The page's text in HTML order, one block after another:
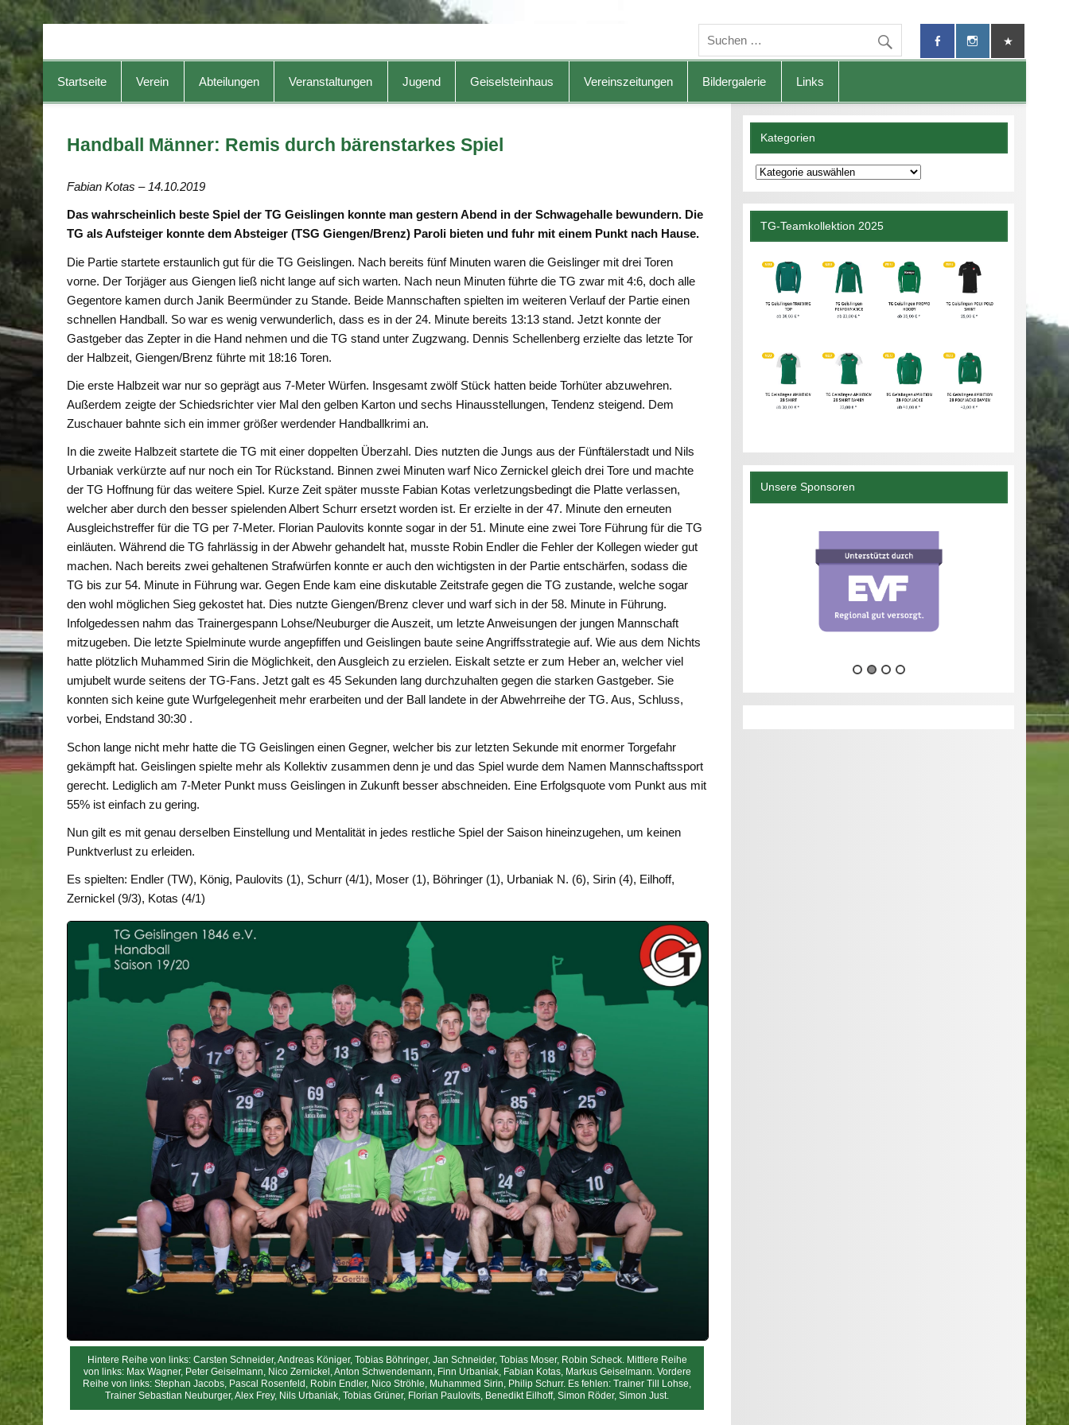
TG-Geislingen e. V.
Startseite Verein Abteilungen Veranstaltungen Jugend Geiselsteinhaus Vereinszeitungen Bildergalerie Links
Handball Männer: Remis durch bärenstarkes Spiel
Fabian Kotas – 14.10.2019
Das wahrscheinlich beste Spiel der TG Geislingen konnte man gestern Abend in der Schwagehalle bewundern. Die
TG als Aufsteiger konnte dem Absteiger (TSG Giengen/Brenz) Paroli bieten und fuhr mit einem Punkt nach Hause.
Die Partie startete erstaunlich gut für die TG Geislingen. Nach bereits fünf Minuten waren die Geislinger mit drei Toren
vorne. Der Torjäger aus Giengen ließ nicht lange auf sich warten. Nach neun Minuten führte die TG zwar mit 4:6, doch alle
Gegentore kamen durch Janik Beermünder zu Stande. Beide Mannschaften spielten im weiteren Verlauf der Partie einen
schnellen Handball. So war es wenig verwunderlich, dass es in der 24. Minute bereits 13:13 stand. Jetzt konnte der
Gastgeber das Zepter in die Hand nehmen und die TG stand unter Zugzwang. Dennis Schellenberg erzielte das letzte Tor
der Halbzeit, Giengen/Brenz führte mit 18:16 Toren.
Die erste Halbzeit war nur so geprägt aus 7-Meter Würfen. Insgesamt zwölf Stück hatten beide Torhüter abzuwehren.
Außerdem zeigte der Schiedsrichter vier Mal den gelben Karton und sechs Hinausstellungen, Tendenz steigend. Dem
Zuschauer bahnte sich ein immer größer werdender Handballkrimi an.
In die zweite Halbzeit startete die TG mit einer doppelten Überzahl. Dies nutzten die Jungs aus der Fünftälerstadt und Nils
Urbaniak verkürzte auf nur noch ein Tor Rückstand. Binnen zwei Minuten warf Nico Zernickel gleich drei Tore und machte
der TG Hoffnung für das weitere Spiel. Kurze Zeit später musste Fabian Kotas verletzungsbedingt die Platte verlassen,
welcher aber durch den besser spielenden Albert Schurr ersetzt worden ist. Er erzielte in der 47. Minute den erneuten
Ausgleichstreffer für die TG per 7-Meter. Florian Paulovits konnte sogar in der 51. Minute eine zwei Tore Führung für die TG
einläuten. Während die TG fahrlässig in der Abwehr gehandelt hat, musste Robin Endler die Fehler der Kollegen wieder gut
machen. Nach bereits zwei gehaltenen Strafwürfen konnte er auch den wichtigsten in der Partie entschärfen, sodass die
TG bis zur 54. Minute in Führung war. Gegen Ende kam eine diskutable Zeitstrafe gegen die TG zustande, welche sogar
den wohl möglichen Sieg gekostet hat. Dies nutzte Giengen/Brenz clever und warf sich in der 58. Minute in Führung.
Infolgedessen nahm das Trainergespann Lohse/Neuburger die Auszeit, um letzte Anweisungen der jungen Mannschaft
mitzugeben. Die letzte Spielminute wurde angepfiffen und Geislingen baute seine Angriffsstrategie auf. Wie aus dem Nichts
hatte plötzlich Muhammed Sirin die Möglichkeit, den Ausgleich zu erzielen. Eiskalt setzte er zum Heber an, welcher viel
umjubelt wurde seitens der TG-Fans. Jetzt galt es 45 Sekunden lang durchzuhalten gegen die starken Gastgeber. Sie
konnten sich keine gute Wurfgelegenheit mehr erarbeiten und der Ball landete in der Abwehrreihe der TG. Aus, Schluss,
vorbei, Endstand 30:30 .
Schon lange nicht mehr hatte die TG Geislingen einen Gegner, welcher bis zur letzten Sekunde mit enormer Torgefahr
gekämpft hat. Geislingen spielte mehr als Kollektiv zusammen denn je und das Spiel wurde dem Namen Mannschaftssport
gerecht. Lediglich am 7-Meter Punkt muss Geislingen in Zukunft besser abschneiden. Eine Erfolgsquote vom Punkt aus mit
55% ist einfach zu gering.
Nun gilt es mit genau derselben Einstellung und Mentalität in jedes restliche Spiel der Saison hineinzugehen, um keinen
Punktverlust zu erleiden.
Es spielten: Endler (TW), König, Paulovits (1), Schurr (4/1), Moser (1), Böhringer (1), Urbaniak N. (6), Sirin (4), Eilhoff,
Zernickel (9/3), Kotas (4/1)
Hintere Reihe von links: Carsten Schneider, Andreas Königer, Tobias Böhringer, Jan Schneider, Tobias Moser, Robin Scheck. Mittlere Reihe
von links: Max Wagner, Peter Geiselmann, Nico Zernickel, Anton Schwendemann, Finn Urbaniak, Fabian Kotas, Markus Geiselmann. Vordere
Reihe von links: Stephan Jacobs, Pascal Rosenfeld, Robin Endler, Nico Ströhle, Muhammed Sirin, Philip Schurr. Es fehlen: Trainer Till Lohse,
Trainer Sebastian Neuburger, Alex Frey, Nils Urbaniak, Tobias Grüner, Florian Paulovits, Benedikt Eilhoff, Simon Röder, Simon Just.
Kategorien
Kategorien
TG-Teamkollektion 2025
Unsere Sponsoren